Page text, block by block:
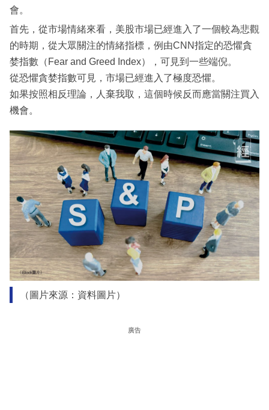
會。
首先，從市場情緒來看，美股市場已經進入了一個較為悲觀
的時期，從大眾關注的情緒指標，例由CNN指定的恐懼貪
婪指數（Fear and Greed Index），可見到一些端倪。
從恐懼貪婪指數可見，市場已經進入了極度恐懼。
如果按照相反理論，人棄我取，這個時候反而應當關注買入
機會。
（圖片來源：資料圖片）
廣告